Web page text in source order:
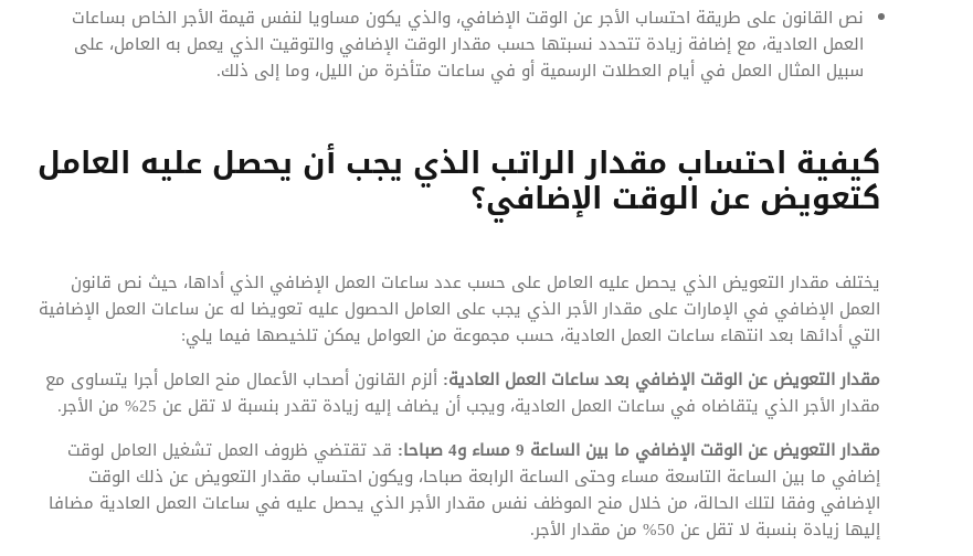
نص القانون على طريقة احتساب الأجر عن الوقت الإضافي، والذي يكون مساويا لنفس قيمة الأجر الخاص بساعات
العمل العادية، مع إضافة زيادة تتحدد نسبتها حسب مقدار الوقت الإضافي والتوقيت الذي يعمل به العامل، على
سبيل المثال العمل في أيام العطلات الرسمية أو في ساعات متأخرة من الليل، وما إلى ذلك.
كيفية احتساب مقدار الراتب الذي يجب أن يحصل عليه العامل
كتعويض عن الوقت الإضافي؟
يختلف مقدار التعويض الذي يحصل عليه العامل على حسب عدد ساعات العمل الإضافي الذي أداها، حيث نص قانون
العمل الإضافي في الإمارات على مقدار الأجر الذي يجب على العامل الحصول عليه تعويضا له عن ساعات العمل الإضافية
التي أدائها بعد انتهاء ساعات العمل العادية، حسب مجموعة من العوامل يمكن تلخيصها فيما يلي:
مقدار التعويض عن الوقت الإضافي بعد ساعات العمل العادية: ألزم القانون أصحاب الأعمال منح العامل أجرا يتساوى مع
مقدار الأجر الذي يتقاضاه في ساعات العمل العادية، ويجب أن يضاف إليه زيادة تقدر بنسبة لا تقل عن 25% من الأجر.
مقدار التعويض عن الوقت الإضافي ما بين الساعة 9 مساء و4 صباحا:
قد تقتضي ظروف العمل تشغيل العامل لوقت
إضافي ما بين الساعة التاسعة مساء وحتى الساعة الرابعة صباحا، ويكون احتساب مقدار التعويض عن ذلك الوقت
الإضافي وفقا لتلك الحالة، من خلال منح الموظف نفس مقدار الأجر الذي يحصل عليه في ساعات العمل العادية مضافا
إليها زيادة بنسبة لا تقل عن 50% من مقدار الأجر.